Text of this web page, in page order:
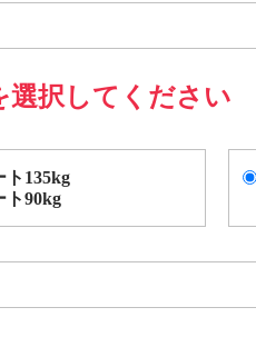
選択してください
ト135kg
ト90kg